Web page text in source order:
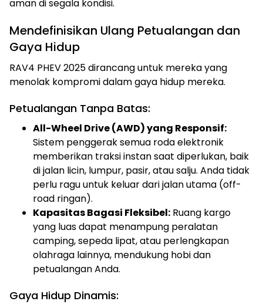
aman di segala kondisi.
Mendefinisikan Ulang Petualangan dan
Gaya Hidup
RAV4 PHEV 2025 dirancang untuk mereka yang
menolak kompromi dalam gaya hidup mereka.
Petualangan Tanpa Batas:
All-Wheel Drive (AWD) yang Responsif:
Sistem penggerak semua roda elektronik
memberikan traksi instan saat diperlukan, baik
di jalan licin, lumpur, pasir, atau salju. Anda tidak
perlu ragu untuk keluar dari jalan utama (off-
road ringan).
Kapasitas Bagasi Fleksibel: Ruang kargo
yang luas dapat menampung peralatan
camping, sepeda lipat, atau perlengkapan
olahraga lainnya, mendukung hobi dan
petualangan Anda.
Gaya Hidup Dinamis: